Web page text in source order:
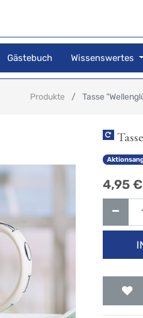
Gästebuch Wissenswertes
Produkte Tasse
4,95 €